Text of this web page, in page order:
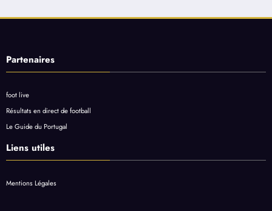
Partenaires
foot live
Résultats en direct de football
Le Guide du Portugal
Liens utiles
Mentions Légales